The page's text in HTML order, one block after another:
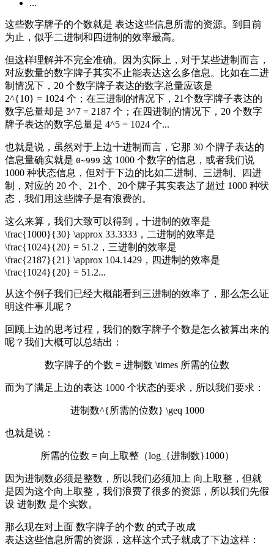
...
这些数字牌子的个数就是 表达这些信息所需的资源。到目前
为止，似乎二进制和四进制的效率最高。
但这样理解并不完全准确。因为实际上，对于某些进制而言，
对应数量的数字牌子其实不止能表达这么多信息。比如在二进
制情况下，20 个数字牌子表达的数字总量应该是
2^{10} = 1024 个；在三进制的情况下，21个数字牌子表达的
数字总量却是 3^7 = 2187 个；在四进制的情况下，20 个数字
牌子表达的数字总量是 4^5 = 1024 个...
也就是说，虽然对于上边十进制而言，它那 30 个牌子表达的
信息量确实就是 0~999 这 1000 个数字的信息，或者我们说
1000 种状态信息，但对于下边的比如二进制、三进制、四进
制，对应的 20 个、21个、20个牌子其实表达了超过 1000 种状
态，我们用这些牌子是有浪费的。
这么来算，我们大致可以得到，十进制的效率是
\frac{1000}{30} \approx 33.3333 ，二进制的效率是
\frac{1024}{20} = 51.2 ，三进制的效率是
\frac{2187}{21} \approx 104.1429 ，四进制的效率是
\frac{1024}{20} = 51.2...
从这个例子我们已经大概能看到三进制的效率了，那么怎么证
明这件事儿呢？
回顾上边的思考过程，我们的数字牌子个数是怎么被算出来的
呢？我们大概可以总结出：
数字牌子的个数 = 进制数 \times 所需的位数
而为了满足上边的表达 1000 个状态的要求，所以我们要求：
进制数^{所需的位数} \geq 1000
也就是说：
所需的位数 = 向上取整（log_{进制数}1000）
因为进制数必须是整数，所以我们必须加上 向上取整 ，但就
是因为这个向上取整，我们浪费了很多的资源，所以我们先假
设 进制数 是个实数。
那么现在对上面 数字牌子的个数 的式子改成
表达这些信息所需的资源 ，这样这个式子就成了下边这样：